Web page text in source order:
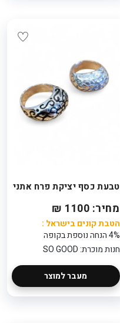
טבעת כסף יציקת פרח אתני
מחיר: 1100 ₪
הטבת קונים בישראל :
4% הנחה נוספת בקופה
חנות מוכרת: SO GOOD
מעבר למוצר